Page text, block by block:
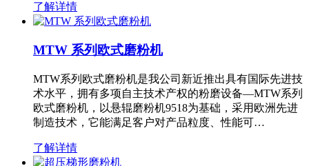
了解详情
MTW 系列欧式磨粉机
MTW系列欧式磨粉机是我公司新近推出具有国际先进技
术水平，拥有多项自主技术产权的粉磨设备—MTW系列
欧式磨粉机，以悬辊磨粉机9518为基础，采用欧洲先进
制造技术，它能满足客户对产品粒度、性能可…
了解详情